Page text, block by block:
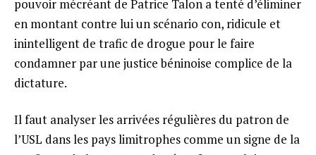
pouvoir mécréant de Patrice Talon a tenté d’éliminer
en montant contre lui un scénario con, ridicule et
inintelligent de trafic de drogue pour le faire
condamner par une justice béninoise complice de la
dictature.
Il faut analyser les arrivées régulières du patron de
l’USL dans les pays limitrophes comme un signe de la